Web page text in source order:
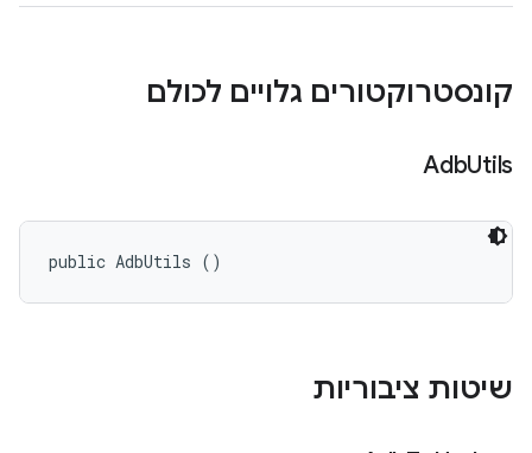
קונסטרוקטורים גלויים לכולם
AdbUtils
public AdbUtils ()
שיטות ציבוריות